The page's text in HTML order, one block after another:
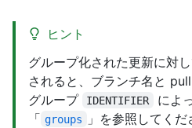
ヒント
グループ化された更新に対
されると、ブランチ名と
グループ
IDENTIFIER
によ
「 groups 」を参照してくだ